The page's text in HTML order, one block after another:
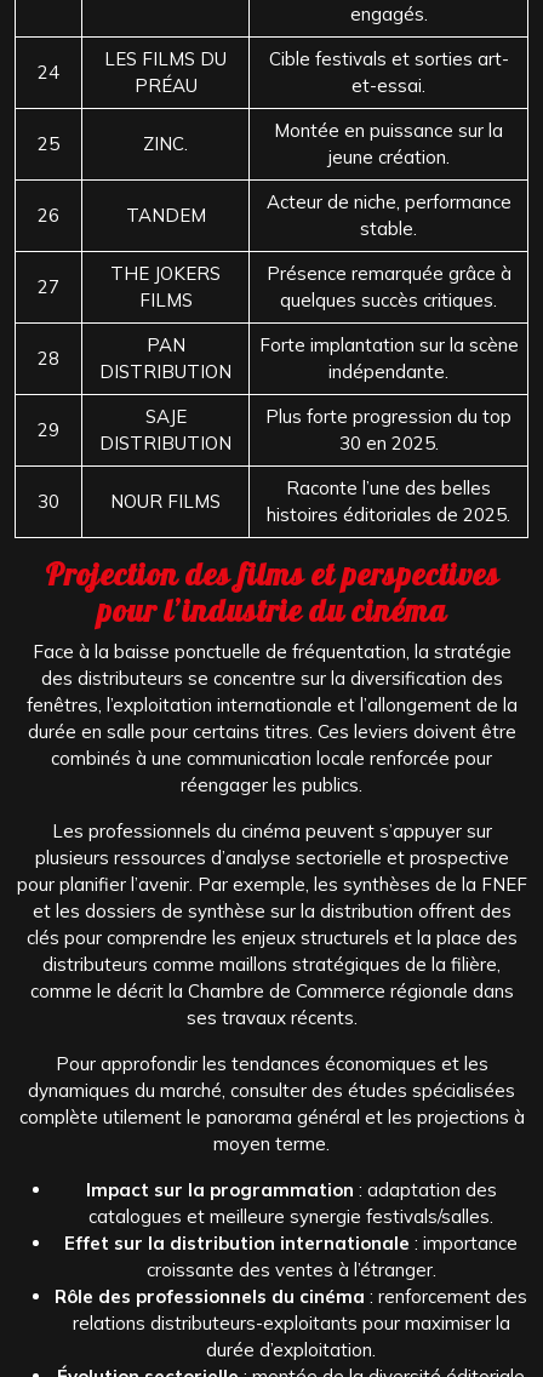
engagés.
24
LES FILMS DU
PRÉAU
Cible festivals et sorties art-
et-essai.
25 ZINC.
Montée en puissance sur la
jeune création.
26 TANDEM
Acteur de niche, performance
stable.
27
THE JOKERS
FILMS
Présence remarquée grâce à
quelques succès critiques.
28
PAN
DISTRIBUTION
Forte implantation sur la scène
indépendante.
29
SAJE
DISTRIBUTION
Plus forte progression du top
30 en 2025.
30 NOUR FILMS
Raconte l’une des belles
histoires éditoriales de 2025.
Projection des films et perspectives
pour l’industrie du cinéma
Face à la baisse ponctuelle de fréquentation, la stratégie
des distributeurs se concentre sur la diversification des
fenêtres, l’exploitation internationale et l’allongement de la
durée en salle pour certains titres. Ces leviers doivent être
combinés à une communication locale renforcée pour
réengager les publics.
Les professionnels du cinéma peuvent s’appuyer sur
plusieurs ressources d’analyse sectorielle et prospective
pour planifier l’avenir. Par exemple, les synthèses de la FNEF
et les dossiers de synthèse sur la distribution offrent des
clés pour comprendre les enjeux structurels et la place des
distributeurs comme maillons stratégiques de la filière,
comme le décrit la Chambre de Commerce régionale dans
ses travaux récents.
Pour approfondir les tendances économiques et les
dynamiques du marché, consulter des études spécialisées
complète utilement le panorama général et les projections à
moyen terme.
Impact sur la programmation : adaptation des
catalogues et meilleure synergie festivals/salles.
Effet sur la distribution internationale : importance
croissante des ventes à l’étranger.
Rôle des professionnels du cinéma : renforcement des
relations distributeurs-exploitants pour maximiser la
durée d’exploitation.